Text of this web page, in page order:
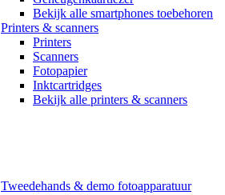
Bekijk alle smartphones toebehoren
Printers & scanners
Printers
Scanners
Fotopapier
Inktcartridges
Bekijk alle printers & scanners
Tweedehands & demo fotoapparatuur